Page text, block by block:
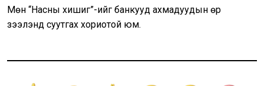
Мөн “Насны хишиг”-ийг банкууд ахмадуудын өр
зээлэнд суутгах хориотой юм.